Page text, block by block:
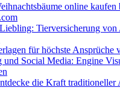
online kaufen
Tierversicherung
für höchste
und Social Media: Engine
die Kraft traditioneller